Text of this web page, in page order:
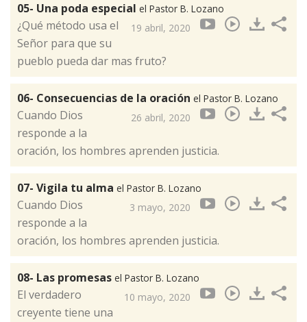
05- Una poda especial el Pastor B. Lozano
19 abril, 2020
¿Qué método usa el
Señor para que su
pueblo pueda dar mas fruto?
06- Consecuencias de la oración el Pastor B. Lozano
26 abril, 2020
Cuando Dios
responde a la
oración, los hombres aprenden justicia.
07- Vigila tu alma el Pastor B. Lozano
3 mayo, 2020
Cuando Dios
responde a la
oración, los hombres aprenden justicia.
08- Las promesas el Pastor B. Lozano
10 mayo, 2020
El verdadero
creyente tiene una